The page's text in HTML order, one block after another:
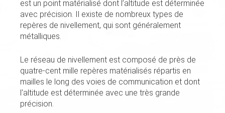
est un point matérialisé dont l’altitude est déterminée
avec précision. Il existe de nombreux types de
repères de nivellement, qui sont généralement
métalliques.
Le réseau de nivellement est composé de près de
quatre-cent mille repères matérialisés répartis en
mailles le long des voies de communication et dont
l'altitude est déterminée avec une très grande
précision.